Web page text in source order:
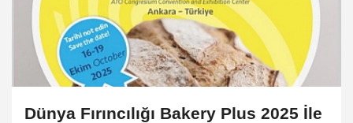
Dünya Fırıncılığı Bakery Plus 2025 İle